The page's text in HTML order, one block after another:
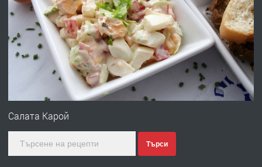
преди 3 дни
№4120 Магазин/Офис под наем в кв.
Любен Каравелов, Хасково-близо до
градската градина!
ПРЕДЛАГА
ПРОСТОРЕН ТРИСТАЕН
АПАРТАМЕНТ В НОВА СГРАДА КВ.
Салата Карой
Търси